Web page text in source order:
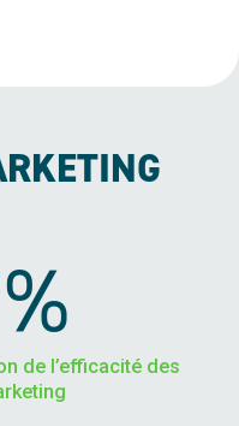
de l’efficacité des